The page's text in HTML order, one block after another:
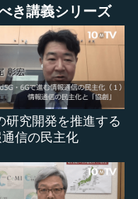
の上に乗っており、そ
ています。水中ドロー
れるのですが、同時に
像が、同じように5Gの
ドローンのカメラで
地局に向けて無線伝送
き講義シリーズ
研究開発を推進する
信の民主化